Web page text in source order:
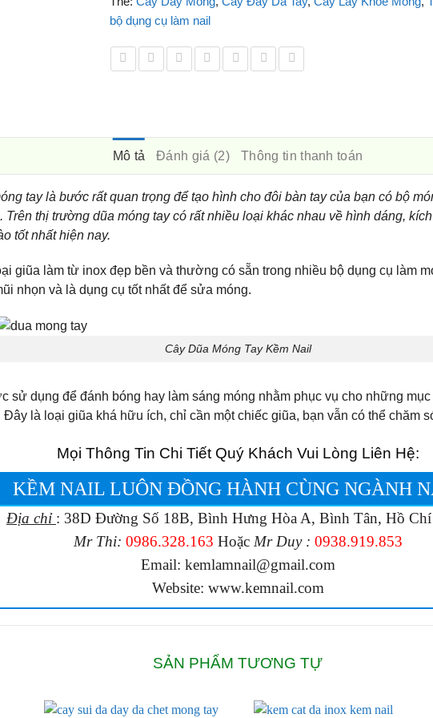
bộ dụng cụ làm nail
Mô tả Đánh giá (2) Thông tin thanh toán
tay là bước rất quan trọng để tạo hình cho đôi bàn tay của bạn có bộ
Trên thị trường dũa móng tay có rất nhiều loại khác nhau về hình dáng,
tốt nhất hiện nay.
giũa làm từ inox đẹp bền và thường có sẵn trong nhiều bộ dụng cụ làm
nhọn và là dụng cụ tốt nhất để sửa móng.
Cây Dũa Móng Tay Kềm Nail
sử dụng để đánh bóng hay làm sáng móng nhằm phục vụ cho những
là loại giũa khá hữu ích, chỉ cần một chiếc giũa, bạn vẫn có thể chăm
Mọi Thông Tin Chi Tiết Quý Khách Vui Lòng Liên Hệ:
KỀM NAIL LUÔN ĐỒNG HÀNH CÙNG NGÀNH
Địa chỉ : 38D Đường Số 18B, Bình Hưng Hòa A, Bình Tân, Hồ
Mr Thi: 0986.328.163 Hoặc Mr Duy : 0938.919.853
Email: kemlamnail@gmail.com
Website: www.kemnail.com
SẢN PHẨM TƯƠNG TỰ